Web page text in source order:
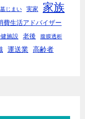
墓じまい 実家 家族
費生活アドバイザー
施設 老後 腹膜透析
運送業 高齢者